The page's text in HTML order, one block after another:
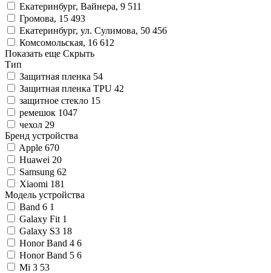
Екатеринбург, Вайнера, 9 511
Громова, 15 493
Екатеринбург, ул. Сулимова, 50 456
Комсомольская, 16 612
Показать еще Скрыть
Тип
Защитная пленка 54
Защитная пленка TPU 42
защитное стекло 15
ремешок 1047
чехол 29
Бренд устройства
Apple 670
Huawei 20
Samsung 62
Xiaomi 181
Модель устройства
Band 6 1
Galaxy Fit 1
Galaxy S3 18
Honor Band 4 6
Honor Band 5 6
Mi 3 53